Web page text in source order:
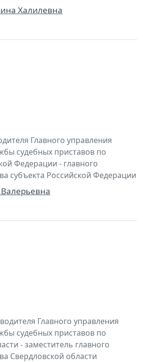
Халилевна
Главного управления
судебных приставов по
Федерации - главного
субъекта Российской Федерации
Главного управления
судебных приставов по
- заместитель главного
Свердловской области